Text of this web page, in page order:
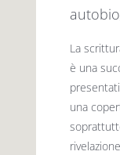
La
è una
una